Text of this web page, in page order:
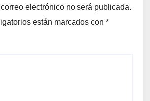
electrónico no será publicada.
están marcados con *